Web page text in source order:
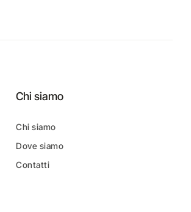
Chi siamo
Chi siamo
Dove siamo
Contatti